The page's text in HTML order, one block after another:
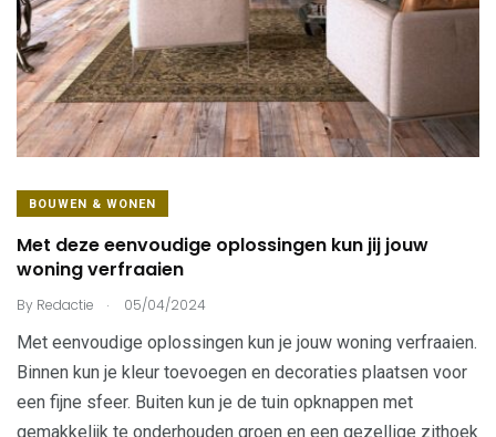
BOUWEN & WONEN
Met deze eenvoudige oplossingen kun jij jouw
woning verfraaien
By Redactie . 05/04/2024
Met eenvoudige oplossingen kun je jouw woning verfraaien.
Binnen kun je kleur toevoegen en decoraties plaatsen voor
een fijne sfeer. Buiten kun je de tuin opknappen met
gemakkelijk te onderhouden groen en een gezellige zithoek